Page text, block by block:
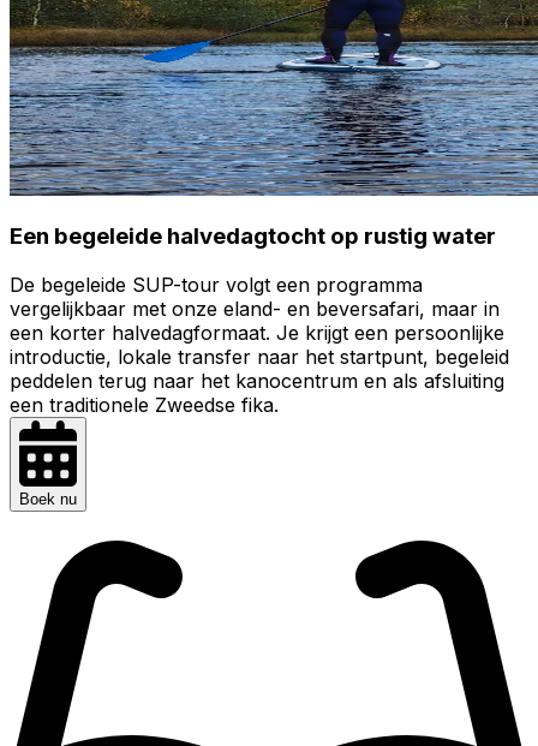
Een begeleide halvedagtocht op rustig water
De begeleide SUP-tour volgt een programma
vergelijkbaar met onze eland- en beversafari, maar in
een korter halvedagformaat. Je krijgt een persoonlijke
introductie, lokale transfer naar het startpunt, begeleid
peddelen terug naar het kanocentrum en als afsluiting
een traditionele Zweedse fika.
Boek nu